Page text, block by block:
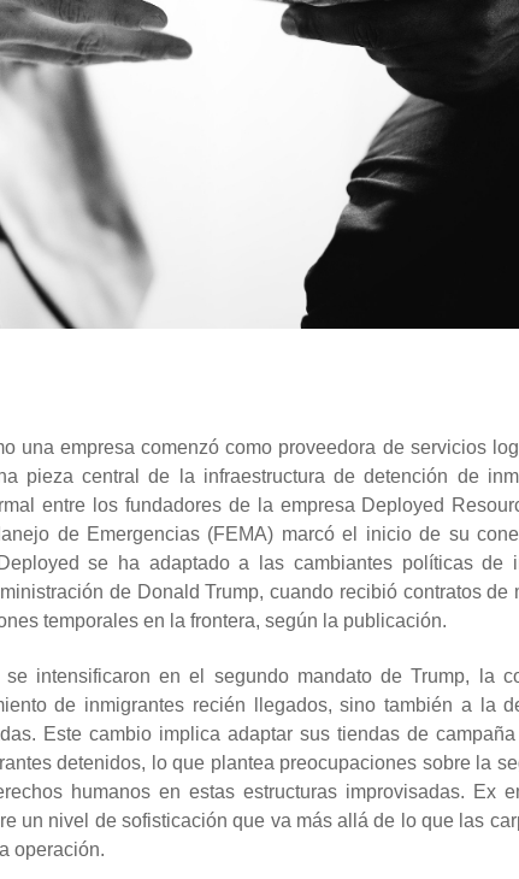
una empresa comenzó como proveedora de servicios
pieza central de la infraestructura de detención de
entre los fundadores de la empresa Deployed
de Emergencias (FEMA) marcó el inicio de su
se ha adaptado a las cambiantes políticas de
de Donald Trump, cuando recibió contratos de
temporales en la frontera, según la publicación.
intensificaron en el segundo mandato de Trump, la
de inmigrantes recién llegados, sino también a la
Este cambio implica adaptar sus tiendas de
detenidos, lo que plantea preocupaciones sobre la
humanos en estas estructuras improvisadas. Ex
un nivel de sofisticación que va más allá de lo que las
operación.